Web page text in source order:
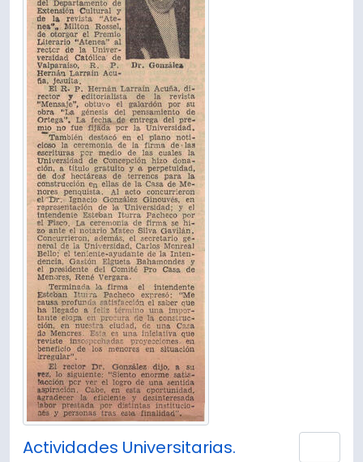
Actividades Universitarias.